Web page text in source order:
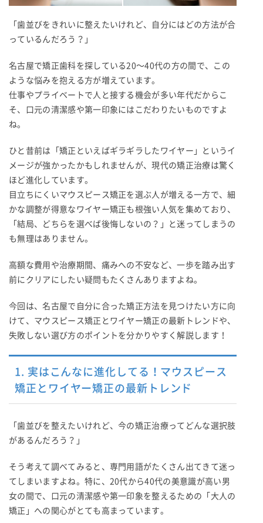
「歯並びをきれいに整えたいけれど、自分にはどの方法が合
っているんだろう？」
名古屋で矯正歯科を探している20〜40代の方の間で、この
ような悩みを抱える方が増えています。
仕事やプライベートで人と接する機会が多い年代だからこ
そ、口元の清潔感や第一印象にはこだわりたいものですよ
ね。
ひと昔前は「矯正といえばギラギラしたワイヤー」というイ
メージが強かったかもしれませんが、現代の矯正治療は驚く
ほど進化しています。
目立ちにくいマウスピース矯正を選ぶ人が増える一方で、細
かな調整が得意なワイヤー矯正も根強い人気を集めており、
「結局、どちらを選べば後悔しないの？」と迷ってしまうの
も無理はありません。
高額な費用や治療期間、痛みへの不安など、一歩を踏み出す
前にクリアにしたい疑問もたくさんありますよね。
今回は、名古屋で自分に合った矯正方法を見つけたい方に向
けて、マウスピース矯正とワイヤー矯正の最新トレンドや、
失敗しない選び方のポイントを分かりやすく解説します！
1. 実はこんなに進化してる！マウスピース
矯正とワイヤー矯正の最新トレンド
「歯並びを整えたいけれど、今の矯正治療ってどんな選択肢
があるんだろう？」
そう考えて調べてみると、専門用語がたくさん出てきて迷っ
てしまいますよね。特に、20代から40代の美意識が高い男
女の間で、口元の清潔感や第一印象を整えるための「大人の
矯正」への関心がとても高まっています。